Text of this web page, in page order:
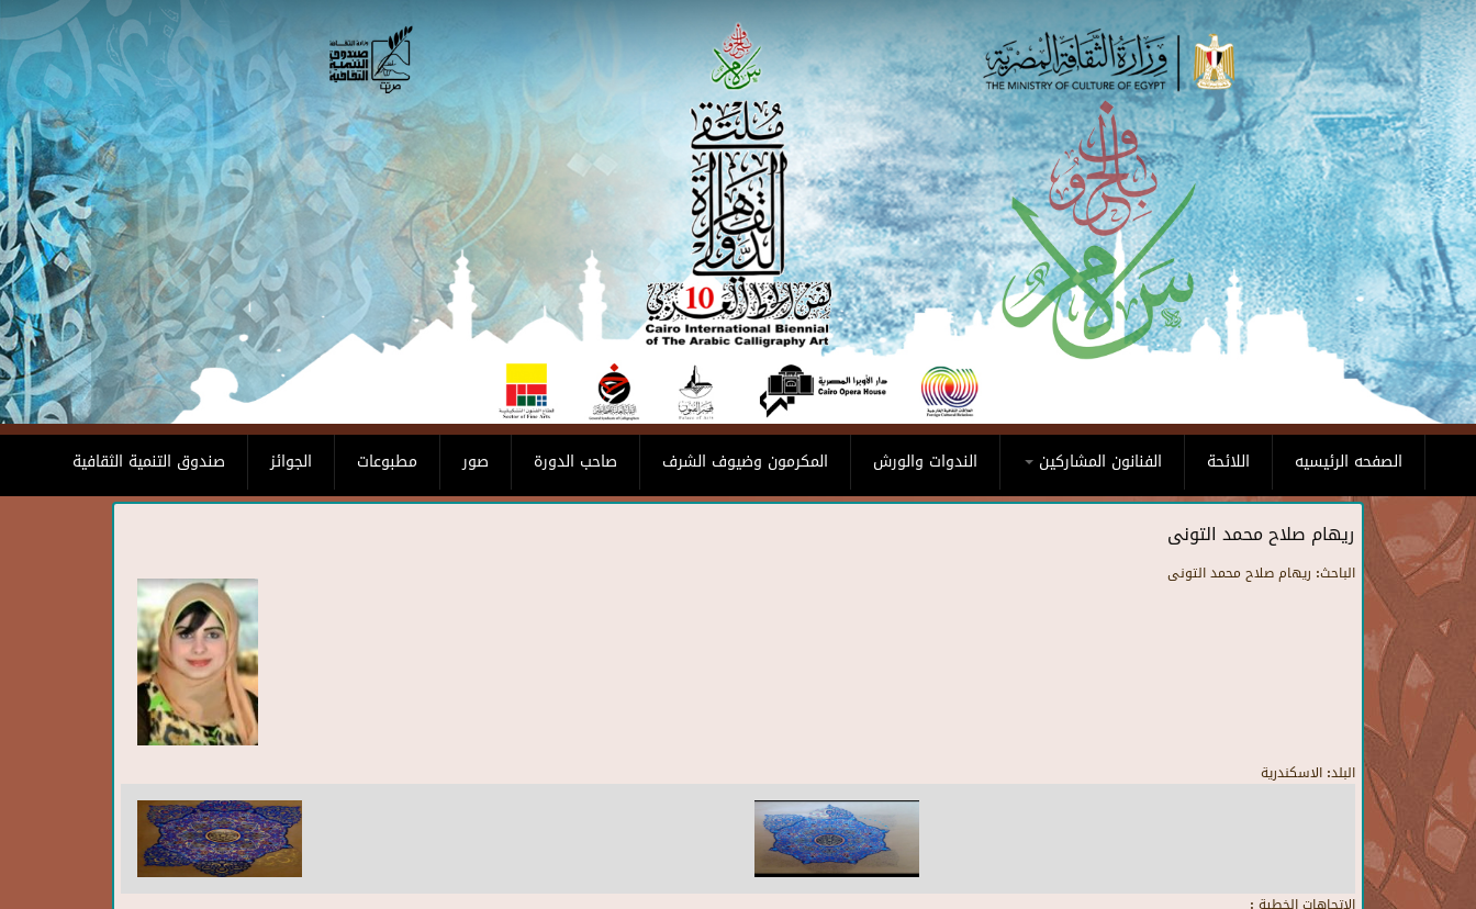
Skip to main content
صندوق التنمية الثقافية الجوائز مطبوعات صور صاحب الدورة المكرمون وضيوف الشرف الندوات والورش الفنانون المشاركين اللائحة الصفحه الرئيسيه
ريهام صلاح محمد التونى
الباحث: ريهام صلاح محمد التونى
البلد: الاسكندرية